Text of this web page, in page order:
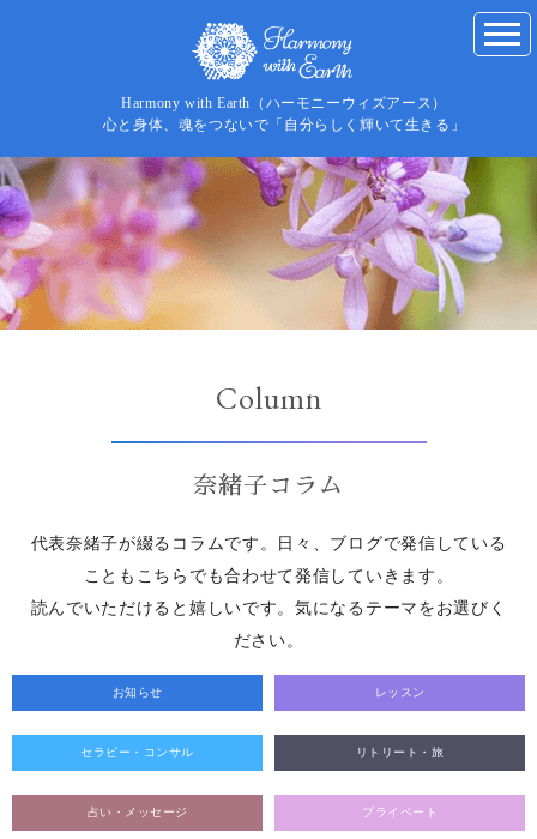
Harmony with Earth（ハーモニーウィズアース）
心と身体、魂をつないで「自分らしく輝いて生きる」
Column
奈緒子コラム
代表奈緒子が綴るコラムです。日々、ブログで発信している
こともこちらでも合わせて発信していきます。
読んでいただけると嬉しいです。気になるテーマをお選びく
ださい。
お知らせ レッスン
セラピー・コンサル リトリート・旅
占い・メッセージ プライベート